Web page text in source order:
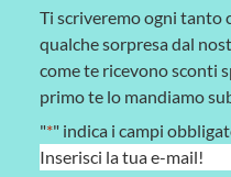
Ti scriveremo ogni tanto
qualche sorpresa dal
come te ricevono sconti
primo te lo mandiamo
"*" indica i campi
E